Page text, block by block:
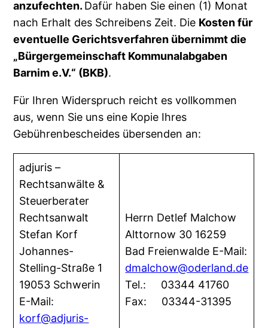
anzufechten. Dafür haben Sie einen (1) Monat
nach Erhalt des Schreibens Zeit. Die Kosten für
eventuelle Gerichtsverfahren übernimmt die
„Bürgergemeinschaft Kommunalabgaben
Barnim e.V.“ (BKB).
Für Ihren Widerspruch reicht es vollkommen
aus, wenn Sie uns eine Kopie Ihres
Gebührenbescheides übersenden an:
adjuris –
Rechtsanwälte &
Steuerberater
Rechtsanwalt
Stefan Korf
Johannes-
Stelling-Straße 1
19053 Schwerin
E-Mail:
korf@adjuris-
Herrn Detlef Malchow
Alttornow 30 16259
Bad Freienwalde E-Mail:
dmalchow@oderland.de
Tel.: 03344 41760
Fax: 03344-31395